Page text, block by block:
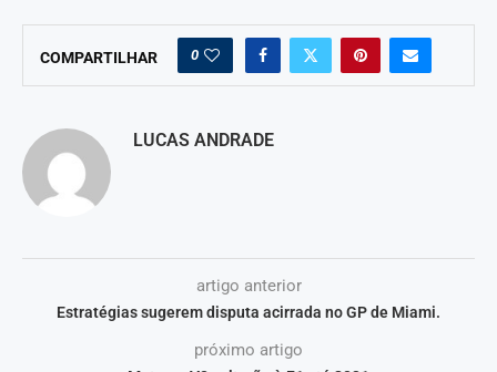
COMPARTILHAR 0
LUCAS ANDRADE
artigo anterior
Estratégias sugerem disputa acirrada no GP de Miami.
próximo artigo